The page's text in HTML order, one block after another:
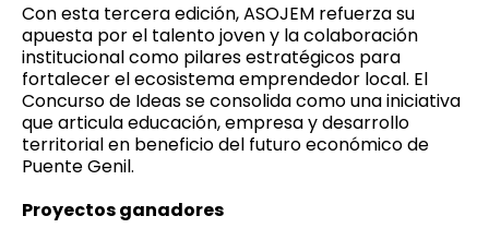
Con esta tercera edición, ASOJEM refuerza su
apuesta por el talento joven y la colaboración
institucional como pilares estratégicos para
fortalecer el ecosistema emprendedor local. El
Concurso de Ideas se consolida como una iniciativa
que articula educación, empresa y desarrollo
territorial en beneficio del futuro económico de
Puente Genil.
Proyectos ganadores